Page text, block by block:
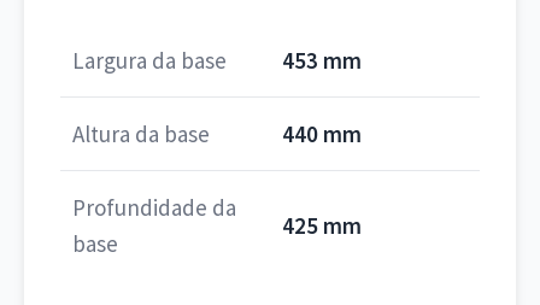
Largura da base 453 mm
Altura da base 440 mm
Profundidade da
base
425 mm